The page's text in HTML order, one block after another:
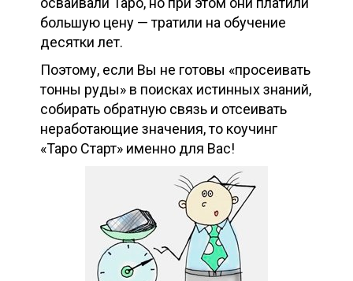
большую цену — тратили на обучение
десятки лет.
Поэтому, если Вы не готовы «просеивать
тонны руды» в поисках истинных знаний,
собирать обратную связь и отсеивать
неработающие значения, то коучинг
«Таро Старт» именно для Вас!